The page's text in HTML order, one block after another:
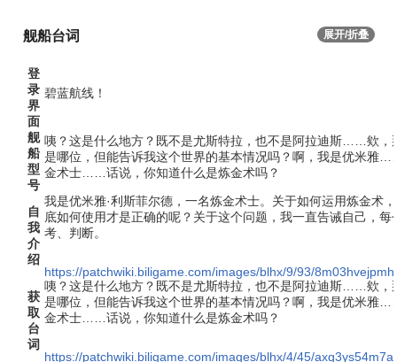
舰船台词 展开/折叠
登
录
界
面
碧蓝航线！
舰
船
型
号
咦？这是什么地方？既不是尤斯特拉，也不是阿拉迪斯……欸，
是哪位，但能告诉我这个世界的基本情况吗？啊，我是优米雅
金术士……话说，你知道什么是炼金术吗？
自
我
介
绍
我是优米雅·利斯菲尔德，一名炼金术士。关于如何运用炼金术
底如何使用才是正确的呢？关于这个问题，我一直告诫自己，
考、判断。
https://patchwiki.biligame.com/images/blhx/9/93/
获
取
台
词
咦？这是什么地方？既不是尤斯特拉，也不是阿拉迪斯……欸，
是哪位，但能告诉我这个世界的基本情况吗？啊，我是优米雅
金术士……话说，你知道什么是炼金术吗？
https://patchwiki.biligame.com/images/blhx/4/45/